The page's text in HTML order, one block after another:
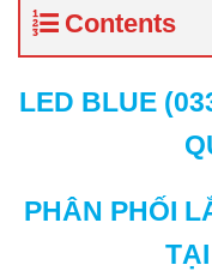
Contents
LED BLUE
PHÂN PHỐI